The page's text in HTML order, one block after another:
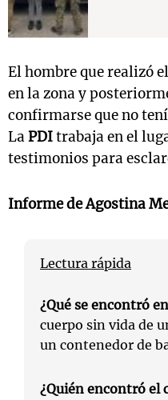
El hombre que realizó
en la zona y
confirmarse que no
LaPDItrabaja en el
testimonios para
Informe de Agostina
Lectura rápida
¿Qué se encontró
cuerpo sin vida de
un contenedor de
¿Quién encontró el